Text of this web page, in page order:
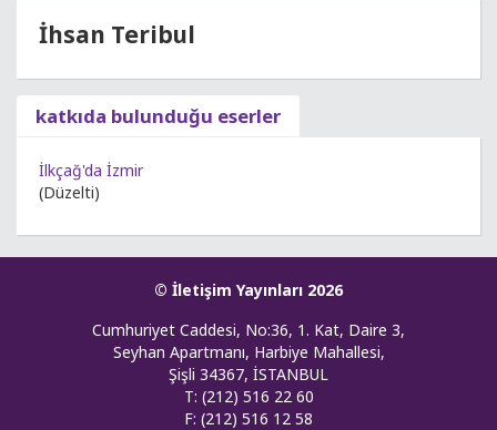
İhsan Teribul
katkıda bulunduğu eserler
İlkçağ'da İzmir
(Düzelti)
© İletişim Yayınları 2026
Cumhuriyet Caddesi, No:36, 1. Kat, Daire 3,
Seyhan Apartmanı, Harbiye Mahallesi,
Şişli 34367, İSTANBUL
T: (212) 516 22 60
F: (212) 516 12 58